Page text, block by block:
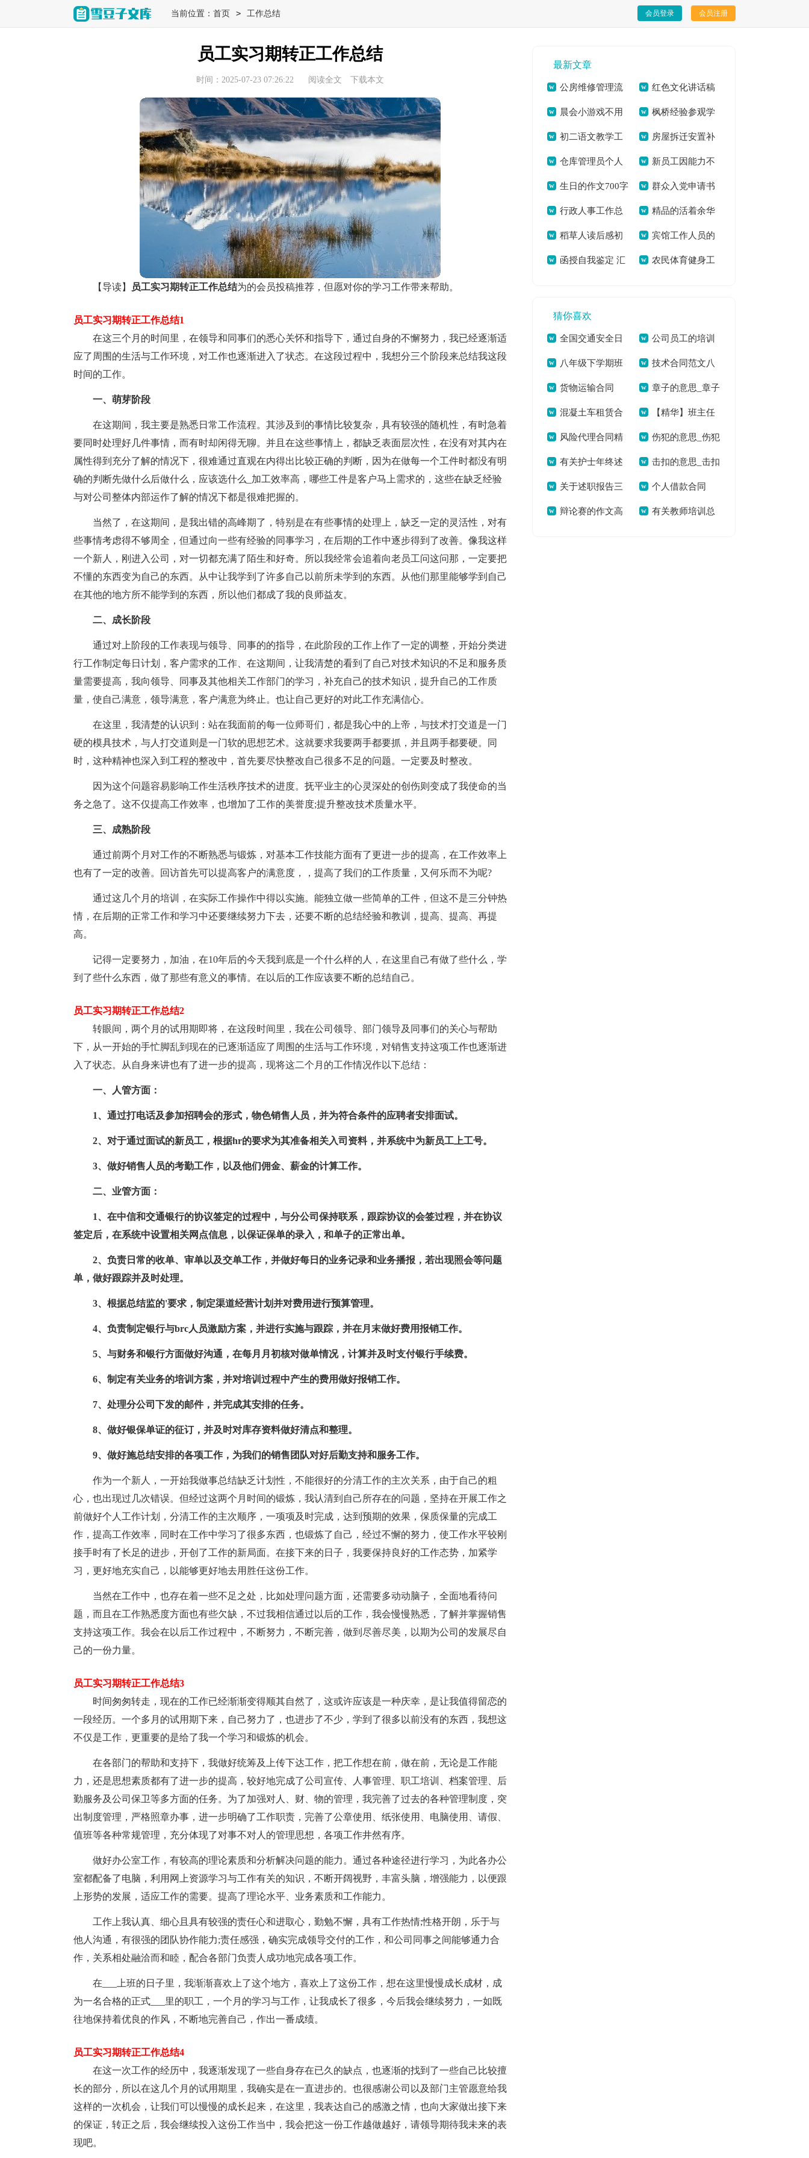
当前位置： 首页 > 工作总结 会员登录 会员注册
员工实习期转正工作总结
时间：2025-07-23 07:26:22 阅读全文 下载本文
【导读】 员工实习期转正工作总结为的会员投稿推荐，但愿对你的学习工作带来帮助。
员工实习期转正工作总结1
在这三个月的时间里，在领导和同事们的悉心关怀和指导下，通过自身的不懈努力，我已经逐渐适
应了周围的生活与工作环境，对工作也逐渐进入了状态。在这段过程中，我想分三个阶段来总结我这段
时间的工作。
一、萌芽阶段
在这期间，我主要是熟悉日常工作流程。其涉及到的事情比较复杂，具有较强的随机性，有时急着
要同时处理好几件事情，而有时却闲得无聊。并且在这些事情上，都缺乏表面层次性，在没有对其内在
属性得到充分了解的情况下，很难通过直观在内得出比较正确的判断，因为在做每一个工件时都没有明
确的判断先做什么后做什么，应该选什么_加工效率高，哪些工件是客户马上需求的，这些在缺乏经验
与对公司整体内部运作了解的情况下都是很难把握的。
当然了，在这期间，是我出错的高峰期了，特别是在有些事情的处理上，缺乏一定的灵活性，对有
些事情考虑得不够周全，但通过向一些有经验的同事学习，在后期的工作中逐步得到了改善。像我这样
一个新人，刚进入公司，对一切都充满了陌生和好奇。所以我经常会追着向老员工问这问那，一定要把
不懂的东西变为自己的东西。从中让我学到了许多自己以前所未学到的东西。从他们那里能够学到自己
在其他的地方所不能学到的东西，所以他们都成了我的良师益友。
二、成长阶段
通过对上阶段的工作表现与领导、同事的的指导，在此阶段的工作上作了一定的调整，开始分类进
行工作制定每日计划，客户需求的工作、在这期间，让我清楚的看到了自己对技术知识的不足和服务质
量需要提高，我向领导、同事及其他相关工作部门的学习，补充自己的技术知识，提升自己的工作质
量，使自己满意，领导满意，客户满意为终止。也让自己更好的对此工作充满信心。
在这里，我清楚的认识到：站在我面前的每一位师哥们，都是我心中的上帝，与技术打交道是一门
硬的模具技术，与人打交道则是一门软的思想艺术。这就要求我要两手都要抓，并且两手都要硬。同
时，这种精神也深入到工程的整改中，首先要尽快整改自己很多不足的问题。一定要及时整改。
因为这个问题容易影响工作生活秩序技术的进度。抚平业主的心灵深处的创伤则变成了我使命的当
务之急了。这不仅提高工作效率，也增加了工作的美誉度;提升整改技术质量水平。
三、成熟阶段
通过前两个月对工作的不断熟悉与锻炼，对基本工作技能方面有了更进一步的提高，在工作效率上
也有了一定的改善。回访首先可以提高客户的满意度，，提高了我们的工作质量，又何乐而不为呢?
通过这几个月的培训，在实际工作操作中得以实施。能独立做一些简单的工件，但这不是三分钟热
情，在后期的正常工作和学习中还要继续努力下去，还要不断的总结经验和教训，提高、提高、再提
高。
记得一定要努力，加油，在10年后的今天我到底是一个什么样的人，在这里自己有做了些什么，学
到了些什么东西，做了那些有意义的事情。在以后的工作应该要不断的总结自己。
员工实习期转正工作总结2
转眼间，两个月的试用期即将，在这段时间里，我在公司领导、部门领导及同事们的关心与帮助
下，从一开始的手忙脚乱到现在的已逐渐适应了周围的生活与工作环境，对销售支持这项工作也逐渐进
入了状态。从自身来讲也有了进一步的提高，现将这二个月的工作情况作以下总结：
一、人管方面：
1、通过打电话及参加招聘会的形式，物色销售人员，并为符合条件的应聘者安排面试。
2、对于通过面试的新员工，根据hr的要求为其准备相关入司资料，并系统中为新员工上工号。
3、做好销售人员的考勤工作，以及他们佣金、薪金的计算工作。
二、业管方面：
1、在中信和交通银行的协议签定的过程中，与分公司保持联系，跟踪协议的会签过程，并在协议
签定后，在系统中设置相关网点信息，以保证保单的录入，和单子的正常出单。
2、负责日常的收单、审单以及交单工作，并做好每日的业务记录和业务播报，若出现照会等问题
单，做好跟踪并及时处理。
3、根据总结监的'要求，制定渠道经营计划并对费用进行预算管理。
4、负责制定银行与brc人员激励方案，并进行实施与跟踪，并在月末做好费用报销工作。
5、与财务和银行方面做好沟通，在每月月初核对做单情况，计算并及时支付银行手续费。
6、制定有关业务的培训方案，并对培训过程中产生的费用做好报销工作。
7、处理分公司下发的邮件，并完成其安排的任务。
8、做好银保单证的征订，并及时对库存资料做好清点和整理。
9、做好施总结安排的各项工作，为我们的销售团队对好后勤支持和服务工作。
作为一个新人，一开始我做事总结缺乏计划性，不能很好的分清工作的主次关系，由于自己的粗
心，也出现过几次错误。但经过这两个月时间的锻炼，我认清到自己所存在的问题，坚持在开展工作之
前做好个人工作计划，分清工作的主次顺序，一项项及时完成，达到预期的效果，保质保量的完成工
作，提高工作效率，同时在工作中学习了很多东西，也锻炼了自己，经过不懈的努力，使工作水平较刚
接手时有了长足的进步，开创了工作的新局面。在接下来的日子，我要保持良好的工作态势，加紧学
习，更好地充实自己，以能够更好地去用胜任这份工作。
当然在工作中，也存在着一些不足之处，比如处理问题方面，还需要多动动脑子，全面地看待问
题，而且在工作熟悉度方面也有些欠缺，不过我相信通过以后的工作，我会慢慢熟悉，了解并掌握销售
支持这项工作。我会在以后工作过程中，不断努力，不断完善，做到尽善尽美，以期为公司的发展尽自
己的一份力量。
员工实习期转正工作总结3
时间匆匆转走，现在的工作已经渐渐变得顺其自然了，这或许应该是一种庆幸，是让我值得留恋的
一段经历。一个多月的试用期下来，自己努力了，也进步了不少，学到了很多以前没有的东西，我想这
不仅是工作，更重要的是给了我一个学习和锻炼的机会。
在各部门的帮助和支持下，我做好统筹及上传下达工作，把工作想在前，做在前，无论是工作能
力，还是思想素质都有了进一步的提高，较好地完成了公司宣传、人事管理、职工培训、档案管理、后
勤服务及公司保卫等多方面的任务。为了加强对人、财、物的管理，我完善了过去的各种管理制度，突
出制度管理，严格照章办事，进一步明确了工作职责，完善了公章使用、纸张使用、电脑使用、请假、
值班等各种常规管理，充分体现了对事不对人的管理思想，各项工作井然有序。
做好办公室工作，有较高的理论素质和分析解决问题的能力。通过各种途径进行学习，为此各办公
室都配备了电脑，利用网上资源学习与工作有关的知识，不断开阔视野，丰富头脑，增强能力，以便跟
上形势的发展，适应工作的需要。提高了理论水平、业务素质和工作能力。
工作上我认真、细心且具有较强的责任心和进取心，勤勉不懈，具有工作热情;性格开朗，乐于与
他人沟通，有很强的团队协作能力;责任感强，确实完成领导交付的工作，和公司同事之间能够通力合
作，关系相处融洽而和睦，配合各部门负责人成功地完成各项工作。
在___上班的日子里，我渐渐喜欢上了这个地方，喜欢上了这份工作，想在这里慢慢成长成材，成
为一名合格的正式___里的职工，一个月的学习与工作，让我成长了很多，今后我会继续努力，一如既
往地保持着优良的作风，不断地完善自己，作出一番成绩。
员工实习期转正工作总结4
在这一次工作的经历中，我逐渐发现了一些自身存在已久的缺点，也逐渐的找到了一些自己比较擅
长的部分，所以在这几个月的试用期里，我确实是在一直进步的。也很感谢公司以及部门主管愿意给我
这样的一次机会，让我们可以慢慢的成长起来，在这里，我表达自己的感激之情，也向大家做出接下来
的保证，转正之后，我会继续投入这份工作当中，我会把这一份工作越做越好，请领导期待我未来的表
现吧。
最新文章
公房维修管理流
程及工作规范[本文
共721字]
红色文化讲话稿
经典3分钟[本文共
3304字]
晨会小游戏不用
道具 优选40个[本文
共8316字]
枫桥经验参观学
习调研[本文共2079
字]
初二语文教学工
作计划表汇总合集多
篇[本文共7553字]
房屋拆迁安置补
偿协议书[本文共
3826字]
仓库管理员个人
总结(精选多篇)[本文
共6892字]
新员工因能力不
足的辞职报告[本文
共2011字]
生日的作文700字
[本文共5618字]
群众入党申请书
格式[本文共8214字]
行政人事工作总
结精品合集[本文共
9676字]
精品的活着余华
读后感[本文共5391
字]
稻草人读后感初
二[本文共4126字]
宾馆工作人员的
辞职报告[本文共
函授自我鉴定 汇
15114字]
农民体育健身工
猜你喜欢
全国交通安全日
特别节目《平安行
2020》观后感心得
感悟[本文共2637字]
公司员工的培训
工作总结[本文共
7875字]
八年级下学期班
主任工作总结[本文
共17179字]
技术合同范文八
篇[本文共14270字]
货物运输合同
【荐】[本文共16399
字]
章子的意思_章子
的拼音[本文共26字]
混凝土车租赁合
同汇编11篇[本文共
11620字]
【精华】班主任
工作总结集合五篇
[本文共6881字]
风险代理合同精
选15篇[本文共
15410字]
伤犯的意思_伤犯
的拼音[本文共115
字]
有关护士年终述
职报告合集5篇[本文
共4248字]
击扣的意思_击扣
的拼音[本文共48字]
关于述职报告三
篇[本文共5098字]
个人借款合同
【热】[本文共9314
辩论赛的作文高 有关教师培训总